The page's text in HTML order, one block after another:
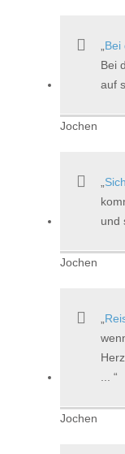
Bei
Bei
auf
Jochen
und
Jochen
Jochen